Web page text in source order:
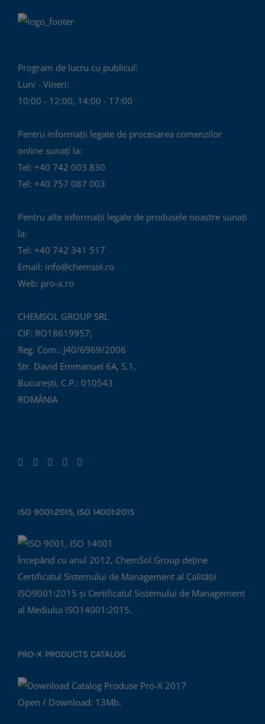
Program de lucru cu publicul:
Luni - Vineri:
10:00 - 12:00, 14:00 - 17:00
Pentru informații legate de procesarea comenzilor
online sunați la:
Tel: +40 742 003 830
Tel: +40 757 087 003
Pentru alte informații legate de produsele noastre sunați
la:
Tel: +40 742 341 517
Email: info@chemsol.ro
Web: pro-x.ro
CHEMSOL GROUP SRL
CIF: RO18619957;
Reg. Com.: J40/6969/2006
Str. David Emmanuel 6A, S.1,
București, C.P.: 010543
ROMÂNIA
ISO 9001:2015, ISO 14001:2015
Începând cu anul 2012, ChemSol Group deține
Certificatul Sistemului de Management al Calității
ISO9001:2015 și Certificatul Sistemului de Management
al Mediului ISO14001:2015.
PRO-X PRODUCTS CATALOG
Open / Download: 13Mb.